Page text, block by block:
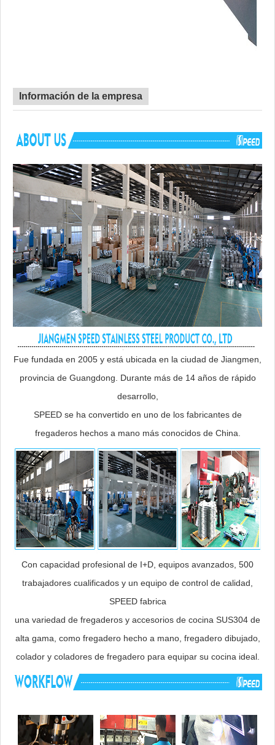
Información de la empresa
Fue fundada en 2005 y está ubicada en la ciudad de Jiangmen,
provincia de Guangdong. Durante más de 14 años de rápido
desarrollo,
SPEED se ha convertido en uno de los fabricantes de
fregaderos hechos a mano más conocidos de China.
Con capacidad profesional de I+D, equipos avanzados, 500
trabajadores cualificados y un equipo de control de calidad,
SPEED fabrica
una variedad de fregaderos y accesorios de cocina SUS304 de
alta gama, como fregadero hecho a mano, fregadero dibujado,
colador y coladores de fregadero para equipar su cocina ideal.